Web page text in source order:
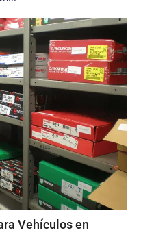
Vehículos en